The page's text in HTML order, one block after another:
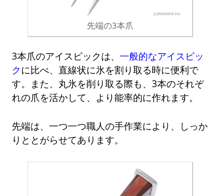
先端の3本爪
3本爪のアイスピックは、一般的なアイスピッ
クに比べ、直線状に氷を割り取る時に便利で
す。また、丸氷を削り取る際も、3本のそれぞ
れの爪を活かして、より能率的に作れます。
先端は、一つ一つ職人の手作業により、しっか
りととがらせてあります。